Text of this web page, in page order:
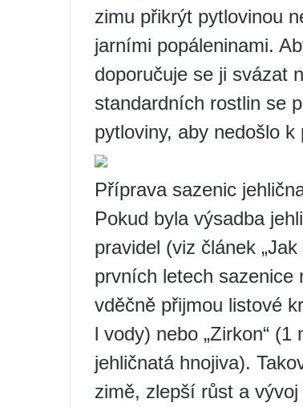
zimu přikrýt pytlovinou
jarními popáleninami.
doporučuje se ji svázat
standardních rostlin se
pytloviny, aby nedošlo
Příprava sazenic
Pokud byla výsadba
pravidel (viz článek
prvních letech
vděčně přijmou listové
l vody) nebo „Zirkon“
jehličnatá hnojiva).
zimě, zlepší růst a